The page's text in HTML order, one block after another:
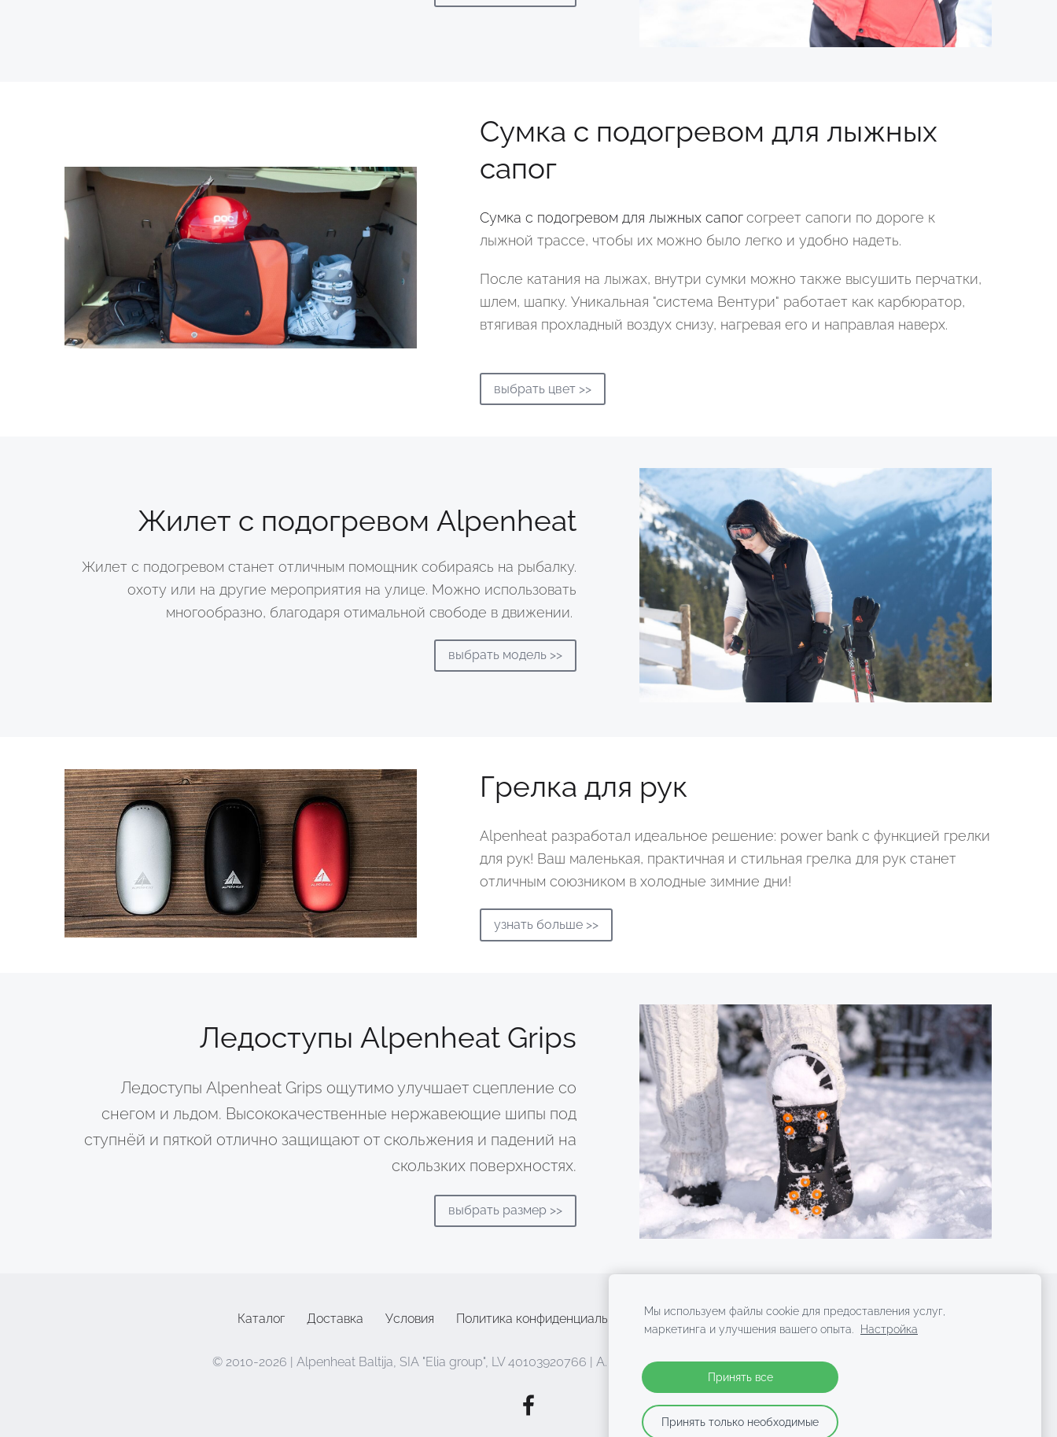
Сумка с подогревом для лыжных
сапог
Сумка с подогревом для лыжных сапог согреет сапоги по дороге к
лыжной трассе, чтобы их можно было легко и удобно надеть.
После катания на лыжах, внутри сумки можно также высушить перчатки,
шлем, шапку. Уникальная "система Вентури" работает как карбюратор,
втягивая прохладный воздух снизу, нагревая его и направлая наверх.
выбрать цвет >>
Жилет с подогревом Alpenheat
Жилет с подогревом станет отличным помощник собираясь на рыбалку.
охоту или на другие мероприятия на улице. Можно использовать
многообразно, благодаря отимальной свободе в движении.
выбрать модель >>
Грелка для рук
Alpenheat разработал идеальное решение: power bank с функцией грелки
для рук! Ваш маленькая, практичная и стильная грелка для рук станет
отличным союзником в холодные зимние дни!
узнать больше >>
Ледоступы Alpenheat Grips
Ледоступы Alpenheat Grips ощутимо улучшает сцепление со
снегом и льдом. Высококачественные нержавеющие шипы под
ступнёй и пяткой отлично защищают от скольжения и падений на
скользких поверхностях.
выбрать размер >>
Каталог Доставка Условия Политика конфиденциальности Контакты Файлы cookie
© 2010-2026 | Alpenheat Baltija, SIA "Elia group", LV 40103920766 | A. Čaka iela 58, Rīga, LV-1011 | +371 29 77 33 62
Мы используем файлы cookie для предоставления услуг,
маркетинга и улучшения вашего опыта.
Настройка
Принять все
Принять только необходимые